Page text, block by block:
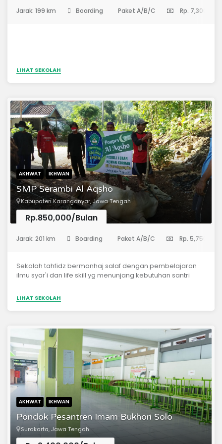
Jarak: 199 km Boarding Paket A/B/C Rp. 7,300,000
LIHAT SEKOLAH
AKHWAT IKHWAN
SMP Serambi Al Aqsho
Kabupaten Karanganyar, Jawa Tengah
Rp.850,000/Bulan
Jarak: 201 km Boarding Paket A/B/C Rp. 5,750,000
Sekolah tahfidz bermanhaj salaf dengan pembelajaran
ilmu syar'i dan life skill yg menunjang kebutuhan santri
LIHAT SEKOLAH
AKHWAT IKHWAN
Pondok Pesantren Imam Bukhori Solo
Surakarta, Jawa Tengah